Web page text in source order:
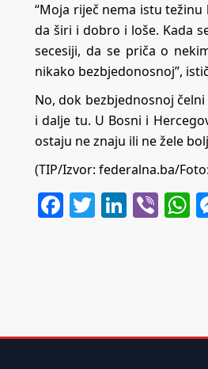
“Moja riječ nema istu
da širi i dobro i loše. Kada
secesiji, da se priča o
nikako bezbjedonosnoj”,
No, dok bezbjednosnoj
i dalje tu. U Bosni i
ostaju ne znaju ili ne žele
(TIP/Izvor: federalna.ba/
Facebook
Twitter